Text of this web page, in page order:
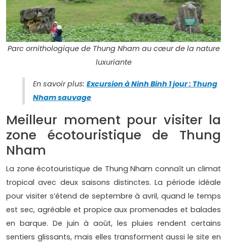
Parc ornithologique de Thung Nham au cœur de la nature
luxuriante
En savoir plus: Excursion à Ninh Binh 1 jour : Thung
Nham sauvage
Meilleur moment pour visiter la
zone écotouristique de Thung
Nham
La zone écotouristique de Thung Nham connaît un climat
tropical avec deux saisons distinctes. La période idéale
pour visiter s’étend de septembre à avril, quand le temps
est sec, agréable et propice aux promenades et balades
en barque. De juin à août, les pluies rendent certains
sentiers glissants, mais elles transforment aussi le site en